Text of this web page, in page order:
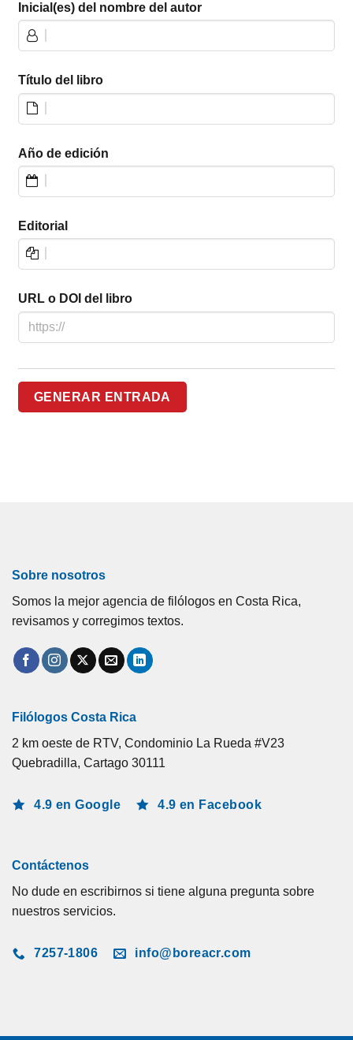
Inicial(es) del nombre del autor
Título del libro
Año de edición
Editorial
URL o DOI del libro
Sobre nosotros
Somos la mejor agencia de filólogos en Costa Rica,
revisamos y corregimos textos.
Filólogos Costa Rica
2 km oeste de RTV, Condominio La Rueda #V23
Quebradilla, Cartago 30111
4.9 en Google 4.9 en Facebook
Contáctenos
No dude en escribirnos si tiene alguna pregunta sobre
nuestros servicios.
7257-1806 info@boreacr.com